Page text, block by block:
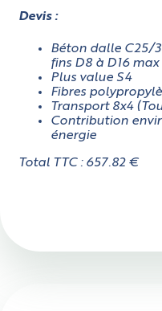
Cylindrique
Devis :
Béton dalle C25/
fins D8 à D16 max
Plus value S4
Fibres
Transport 8x4
Contribution
énergie
Total TTC : 657.82 €